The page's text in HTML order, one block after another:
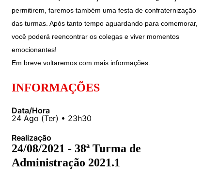
Engenharia Mecânica
Engenharia Mecatrônica
Direito
Economia
Políticas Públicas
Sustentabilidade
Tecnologia e Dados
Portal da Privacidade
permitirem, faremos também uma festa de confraternização
das turmas. Após tanto tempo aguardando para comemorar,
você poderá reencontrar os colegas e viver momentos
emocionantes!
Em breve voltaremos com mais informações.
INFORMAÇÕES
Data/Hora
24 Ago (Ter) • 23h30
Realização
24/08/2021 - 38ª Turma de
Administração 2021.1